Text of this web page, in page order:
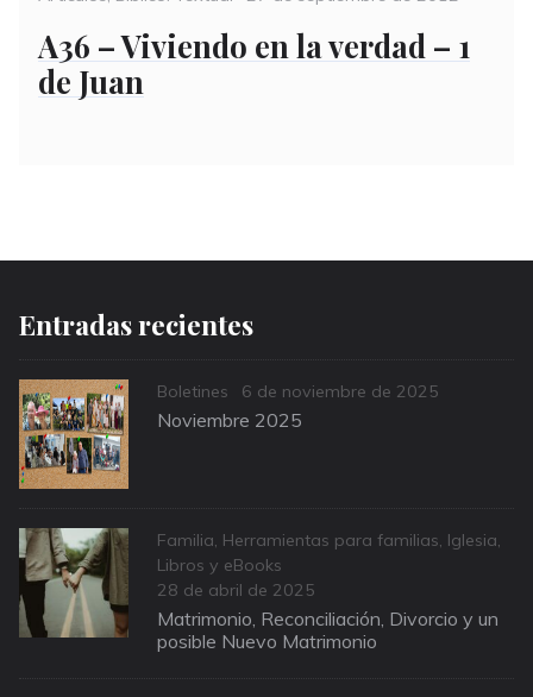
A36 – Viviendo en la verdad – 1
de Juan
Entradas recientes
Categories
Boletines
Posted
on
6 de noviembre de 2025
Noviembre 2025
Categories
Familia, Herramientas para familias, Iglesia,
Libros y eBooks
Posted
on
28 de abril de 2025
Matrimonio, Reconciliación, Divorcio y un
posible Nuevo Matrimonio